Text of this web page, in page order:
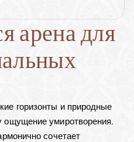
арена для
горизонты и природные
ощущение умиротворения.
сочетает